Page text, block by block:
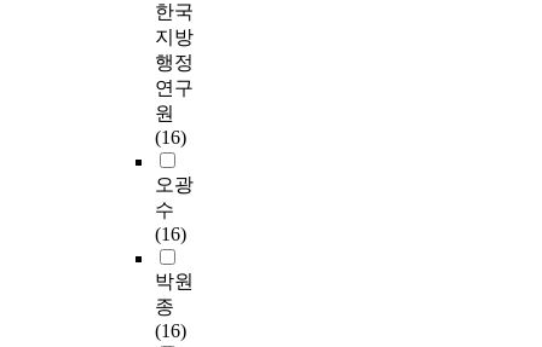
한국
지방
행정
연구
원
(16)
오광
수
(16)
박원
종
(16)